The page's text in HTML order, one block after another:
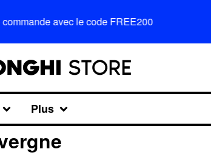
avec le code FREE200
Plus